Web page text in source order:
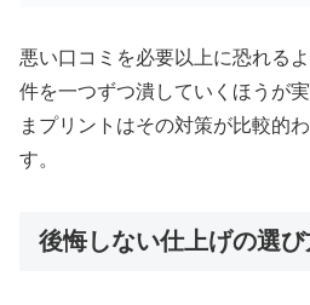
悪い口コミを必要以上に恐れる
件を一つずつ潰していくほうが
まプリントはその対策が比較的
す。
後悔しない仕上げの選び